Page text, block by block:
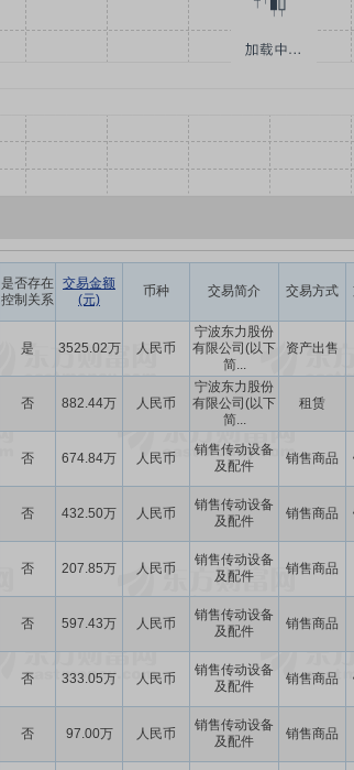
是否存在
控制关系
交易金额
(元)
币种 交易简介 交易方式
是 3525.02万 人民币
宁波东力股份
有限公司(以下
简...
资产出售
否 882.44万 人民币
宁波东力股份
有限公司(以下
简...
租赁
否 674.84万 人民币
销售传动设备
及配件
销售商品
否 432.50万 人民币
销售传动设备
及配件
销售商品
否 207.85万 人民币
销售传动设备
及配件
销售商品
否 597.43万 人民币
销售传动设备
及配件
销售商品
否 333.05万 人民币
销售传动设备
及配件
销售商品
否 97.00万 人民币
销售传动设备
及配件
销售商品